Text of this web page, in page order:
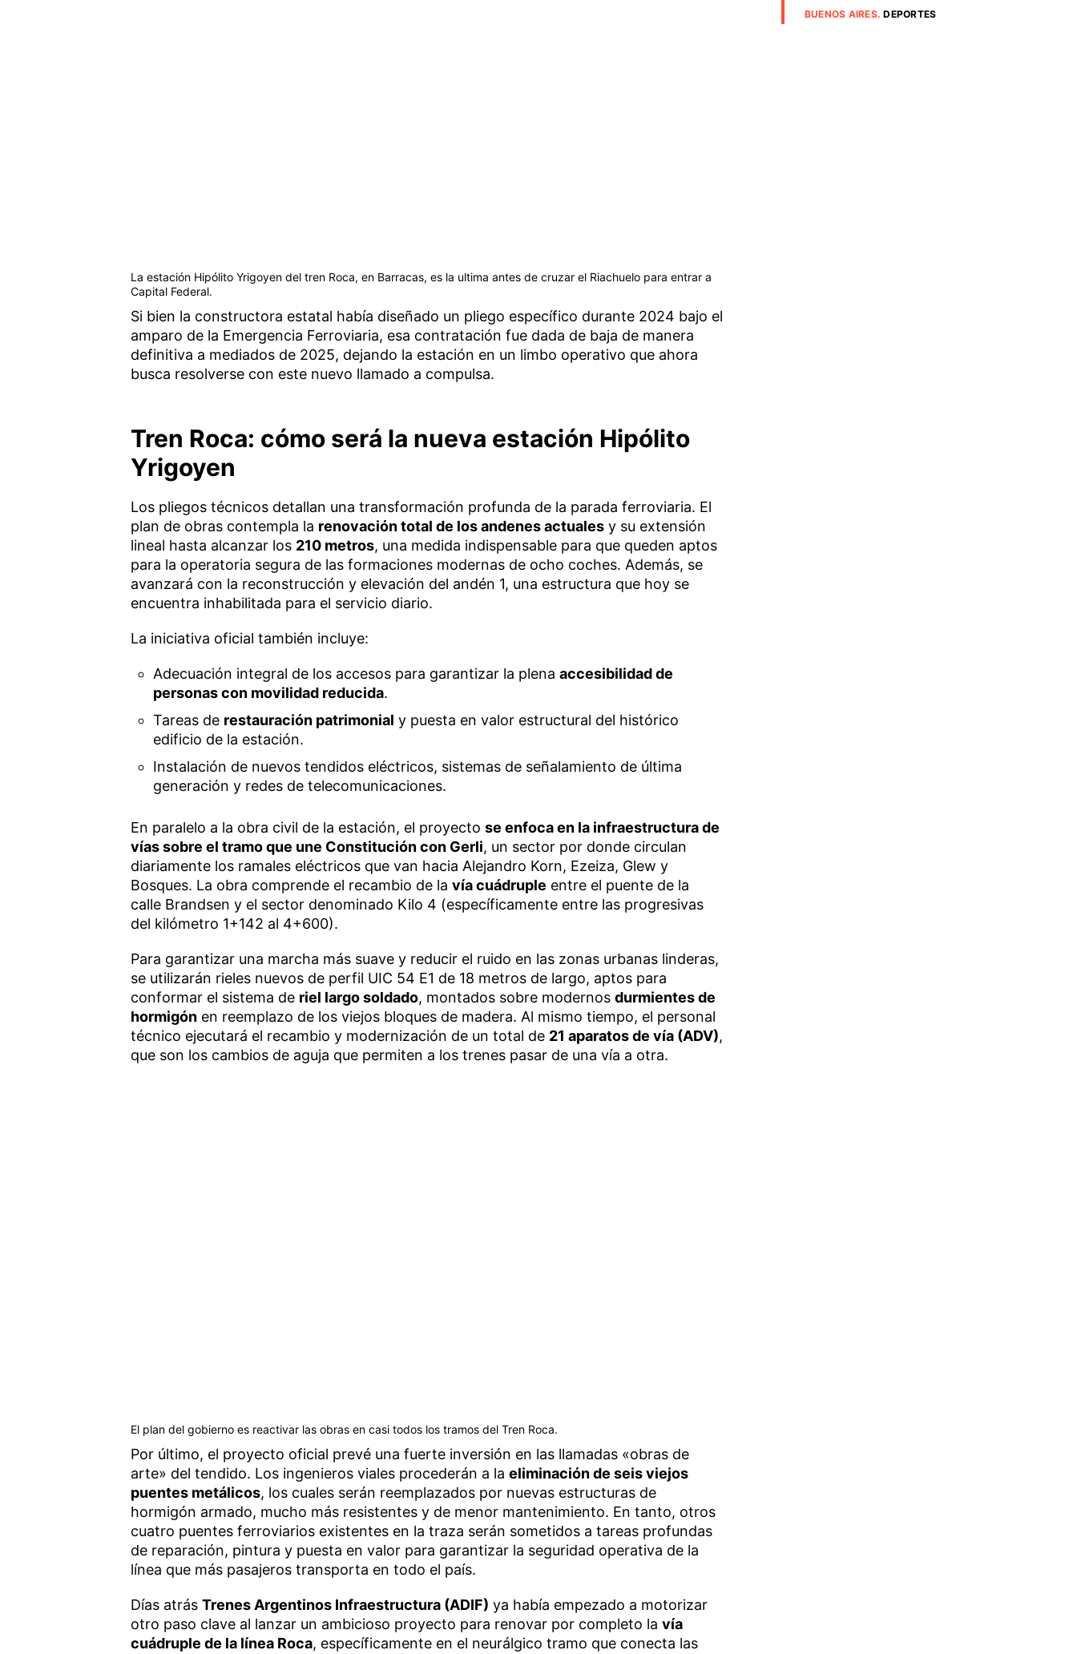
La estación Hipólito Yrigoyen del tren Roca, en Barracas, es la ultima antes de cruzar el Riachuelo para entrar a
Capital Federal.
Si bien la constructora estatal había diseñado un pliego específico durante 2024 bajo el
amparo de la Emergencia Ferroviaria, esa contratación fue dada de baja de manera
definitiva a mediados de 2025, dejando la estación en un limbo operativo que ahora
busca resolverse con este nuevo llamado a compulsa.
Tren Roca: cómo será la nueva estación Hipólito
Yrigoyen
Los pliegos técnicos detallan una transformación profunda de la parada ferroviaria. El
plan de obras contempla la renovación total de los andenes actualesy su extensión
lineal hasta alcanzar los 210 metros, una medida indispensable para que queden aptos
para la operatoria segura de las formaciones modernas de ocho coches. Además, se
avanzará con la reconstrucción y elevación del andén 1, una estructura que hoy se
encuentra inhabilitada para el servicio diario.
La iniciativa oficial también incluye:
Adecuación integral de los accesos para garantizar la plenaaccesibilidad de
personas con movilidad reducida.
Tareas de restauración patrimonial y puesta en valor estructural del histórico
edificio de la estación.
Instalación de nuevos tendidos eléctricos, sistemas de señalamiento de última
generación y redes de telecomunicaciones.
En paralelo a la obra civil de la estación, el proyecto se enfoca en la infraestructura de
vías sobre el tramo que une Constitución con Gerli, un sector por donde circulan
diariamente los ramales eléctricos que van hacia Alejandro Korn, Ezeiza, Glew y
Bosques. La obra comprende el recambio de la vía cuádruple entre el puente de la
calle Brandsen y el sector denominado Kilo 4 (específicamente entre las progresivas
del kilómetro 1+142 al 4+600).
Para garantizar una marcha más suave y reducir el ruido en las zonas urbanas linderas,
se utilizarán rieles nuevos de perfil UIC 54 E1 de 18 metros de largo, aptos para
conformar el sistema de riel largo soldado, montados sobre modernos durmientes de
hormigónen reemplazo de los viejos bloques de madera. Al mismo tiempo, el personal
técnico ejecutará el recambio y modernización de un total de 21 aparatos de vía (ADV),
que son los cambios de aguja que permiten a los trenes pasar de una vía a otra.
El plan del gobierno es reactivar las obras en casi todos los tramos del Tren Roca.
Por último, el proyecto oficial prevé una fuerte inversión en las llamadas «obras de
arte» del tendido. Los ingenieros viales procederán a la eliminación de seis viejos
puentes metálicos, los cuales serán reemplazados por nuevas estructuras de
hormigón armado, mucho más resistentes y de menor mantenimiento. En tanto, otros
cuatro puentes ferroviarios existentes en la traza serán sometidos a tareas profundas
de reparación, pintura y puesta en valor para garantizar la seguridad operativa de la
línea que más pasajeros transporta en todo el país.
Días atrás Trenes Argentinos Infraestructura (ADIF) ya había empezado a motorizar
otro paso clave al lanzar un ambicioso proyecto para renovar por completo la vía
cuádruple de la línea Roca, específicamente en el neurálgico tramo que conecta las
BUENOS AIRES.DEPORTES